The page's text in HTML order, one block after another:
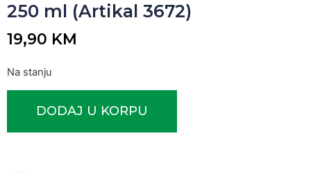
250 ml (Artikal 3672)
19,90 KM
Na stanju
DODAJ U KORPU